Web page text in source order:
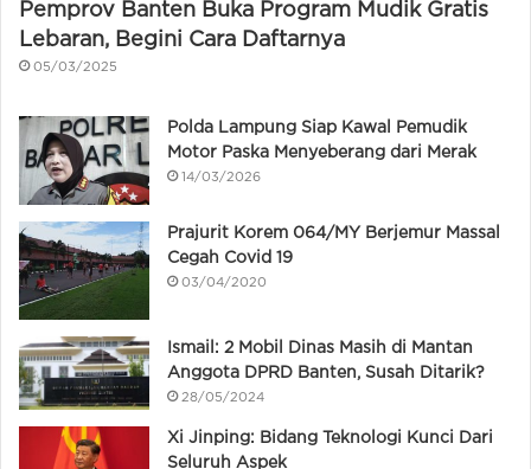
Pemprov Banten Buka Program Mudik Gratis
Lebaran, Begini Cara Daftarnya
05/03/2025
Polda Lampung Siap Kawal Pemudik
Motor Paska Menyeberang dari Merak
14/03/2026
Prajurit Korem 064/MY Berjemur Massal
Cegah Covid 19
03/04/2020
Ismail: 2 Mobil Dinas Masih di Mantan
Anggota DPRD Banten, Susah Ditarik?
28/05/2024
Xi Jinping: Bidang Teknologi Kunci Dari
Seluruh Aspek